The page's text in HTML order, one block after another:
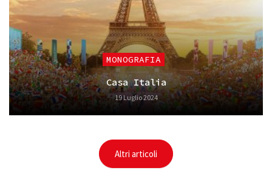
MONOGRAFIA
Casa Italia
19 Luglio 2024
Altri articoli